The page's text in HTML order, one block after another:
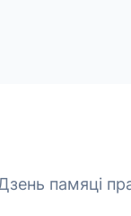
памяці